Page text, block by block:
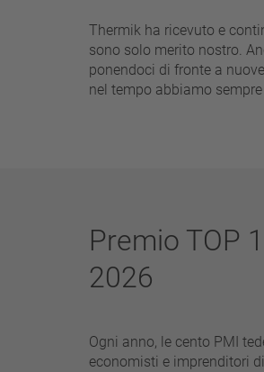
contatto di chiusura
Campo di temperatura
temperatura standard (60 –
25 A – 75 A
applicare filtri
Thermik ha ricevuto e
sono solo merito nostro.
ponendoci di fronte a
nel tempo abbiamo
Premio TOP
2026
Ogni anno, le cento PMI
economisti e imprenditori